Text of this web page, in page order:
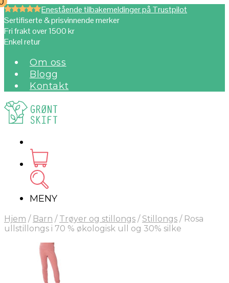
Enestående tilbakemeldinger på Trustpilot
Sertifiserte & prisvinnende merker
Fri frakt over 1500 kr
Enkel retur
Om oss
Blogg
Kontakt
MENY
Hjem / Barn / Trøyer og stillongs / Stillongs /Rosa
ullstillongs i 70 % økologisk ull og 30% silke